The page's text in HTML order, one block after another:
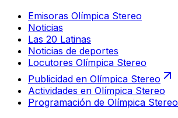
Emisoras Olímpica Stereo
Noticias
Las 20 Latinas
Noticias de deportes
Locutores Olímpica Stereo
Publicidad en Olímpica Stereo
Actividades en Olímpica Stereo
Programación de Olímpica Stereo